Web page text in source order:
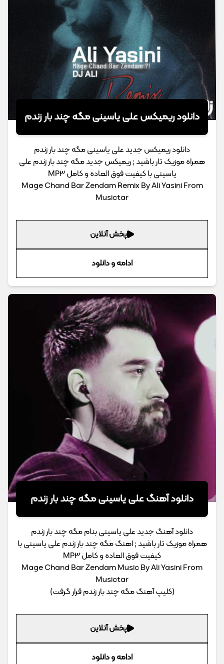
دانلود ریمیکس علی یاسینی مگه چند بار زندم
دانلود ریمیکس جدید علی یاسینی مگه چند بار زندم
همراه موزیک تار باشید ; ریمیکس جدید مگه چند بار زندم علی
یاسینی با کیفیت فوق العاده و کامل MP3
Mage Chand Bar Zendam Remix By Ali Yasini From
Musictar
پخش آنلاین
ادامه و دانلود
دانلود آهنگ علی یاسینی مگه چند بار زندم
دانلود آهنگ جدید علی یاسینی بنام مگه چند بار زندم
همراه موزیک تار باشید ; اهنگ مگه چند بار زندم علی یاسینی با
کیفیت فوق العاده و کامل MP3
Mage Chand Bar Zendam Music By Ali Yasini From
Musictar
(کلیپ آهنگ مگه چند بار زندم قرار گرفت)
پخش آنلاین
ادامه و دانلود